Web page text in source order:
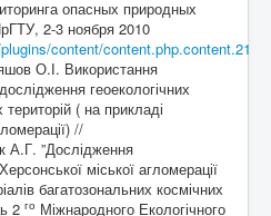
опасных природных
2-3 ноября 2010
content/content.php.content.21
О.І. Використання
геоекологічних
( на прикладі
//
”Дослідження
міської агломерації
багатозональних космічних
2 го Міжнародного Екологічного